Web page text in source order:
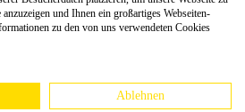
Forstinger Österreich GmbH
128 - 134/OG3, 3430 Tulln
Plattform hinzuweisen:
webgate.ec.europa.eu/odr
und Ihnen ein großartiges Webseiten-
zu den von uns verwendeten Cookies
Ablehnen